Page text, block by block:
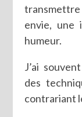
envie, une
humeur.
J’ai
des
contrariant